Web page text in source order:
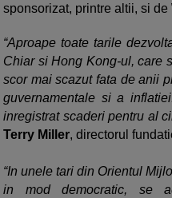
sponsorizat, printre altii, si de
“Aproape toate tarile
Chiar si Hong Kong-ul, care
scor mai scazut fata de anii
guvernamentale si a
inregistrat scaderi pentru al
Terry Miller, directorul
“In unele tari din Orientul
in mod democratic, se